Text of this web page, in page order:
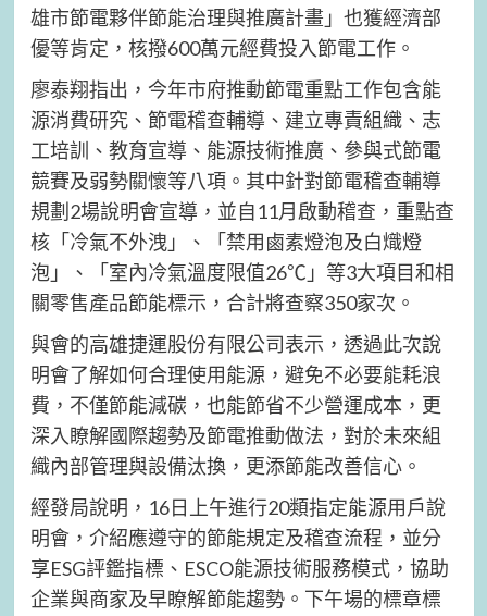
雄市節電夥伴節能治理與推廣計畫」也獲經濟部
優等肯定，核撥600萬元經費投入節電工作。
廖泰翔指出，今年市府推動節電重點工作包含能
源消費研究、節電稽查輔導、建立專責組織、志
工培訓、教育宣導、能源技術推廣、參與式節電
競賽及弱勢關懷等八項。其中針對節電稽查輔導
規劃2場說明會宣導，並自11月啟動稽查，重點查
核「冷氣不外洩」、「禁用鹵素燈泡及白熾燈
泡」、「室內冷氣溫度限值26℃」等3大項目和相
關零售產品節能標示，合計將查察350家次。
與會的高雄捷運股份有限公司表示，透過此次說
明會了解如何合理使用能源，避免不必要能耗浪
費，不僅節能減碳，也能節省不少營運成本，更
深入瞭解國際趨勢及節電推動做法，對於未來組
織內部管理與設備汰換，更添節能改善信心。
經發局說明，16日上午進行20類指定能源用戶說
明會，介紹應遵守的節能規定及稽查流程，並分
享ESG評鑑指標、ESCO能源技術服務模式，協助
企業與商家及早瞭解節能趨勢。下午場的標章標